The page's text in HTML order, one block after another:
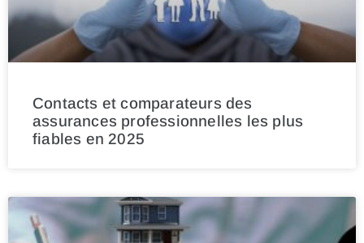
Contacts et comparateurs des
assurances professionnelles les plus
fiables en 2025